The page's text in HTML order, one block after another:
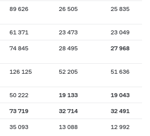
89 626 26 505 25 835
61 371 23 473 23 049
74 845 28 495 27 968
126 125 52 205 51 636
50 222 19 133 19 043
73 719 32 714 32 491
35 093 13 088 12 992